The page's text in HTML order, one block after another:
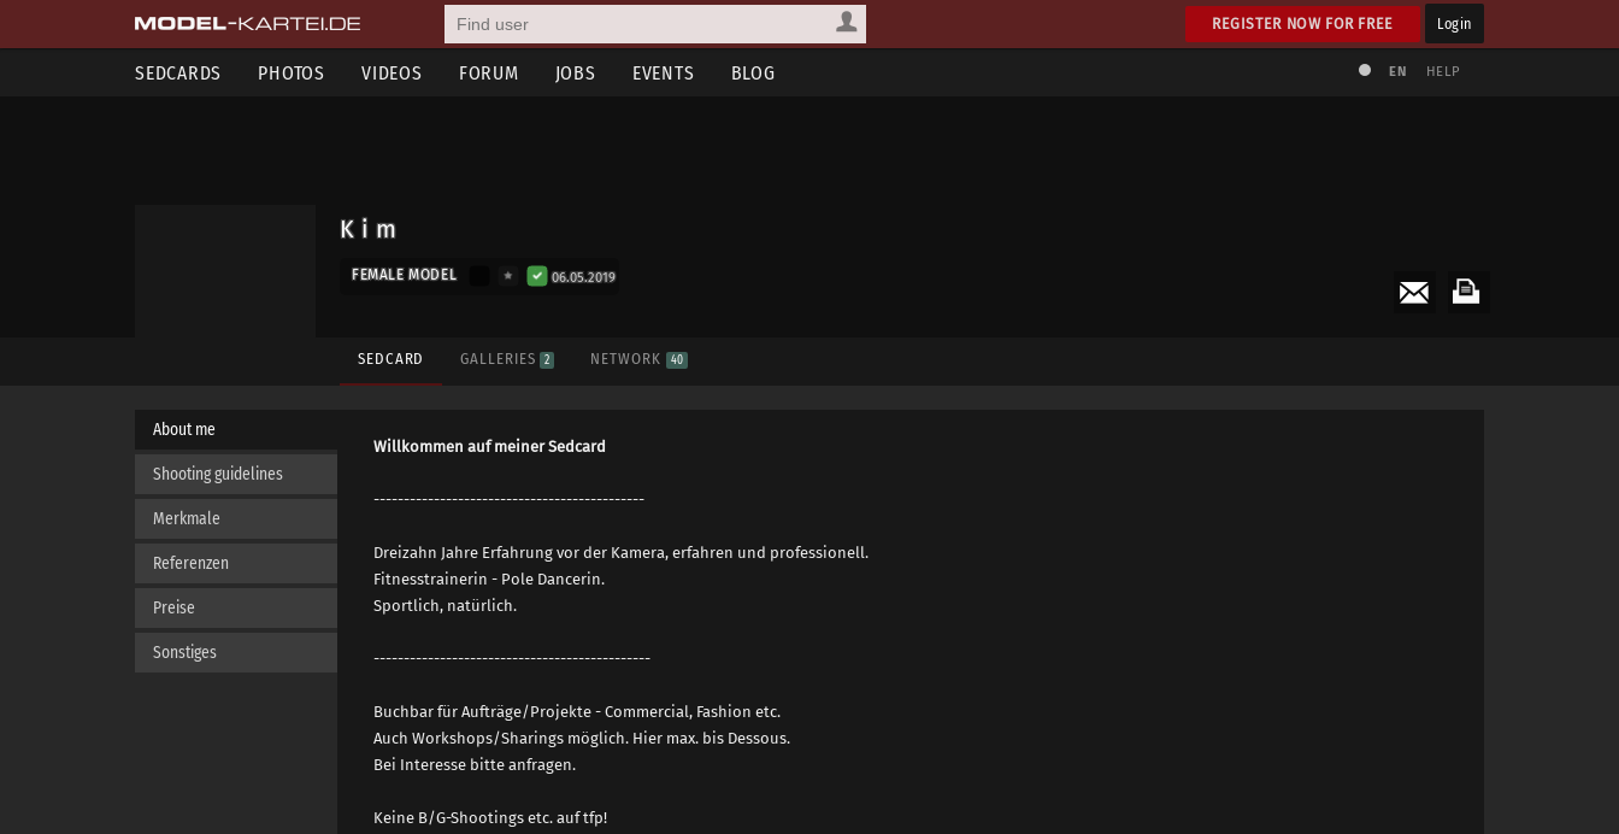
REGISTER NOW FOR FREE Login
SEDCARDS PHOTOS VIDEOS FORUM JOBS EVENTS BLOG EN HELP
K i m
FEMALE MODEL 06.05.2019
SEDCARD GALLERIES 2 NETWORK 40
About me
Shooting guidelines
Merkmale
Referenzen
Preise
Sonstiges
Willkommen auf meiner Sedcard
---------------------------------------------
Dreizahn Jahre Erfahrung vor der Kamera, erfahren und professionell.
Fitnesstrainerin - Pole Dancerin.
Sportlich, natürlich.
----------------------------------------------
Buchbar für Aufträge/Projekte - Commercial, Fashion etc.
Auch Workshops/Sharings möglich. Hier max. bis Dessous.
Bei Interesse bitte anfragen.
Keine B/G-Shootings etc. auf tfp!